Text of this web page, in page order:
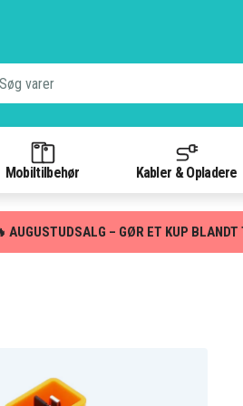
Mobiltilbehør Kabler & Opladere
AUGUSTUDSALG – GØR ET KUP